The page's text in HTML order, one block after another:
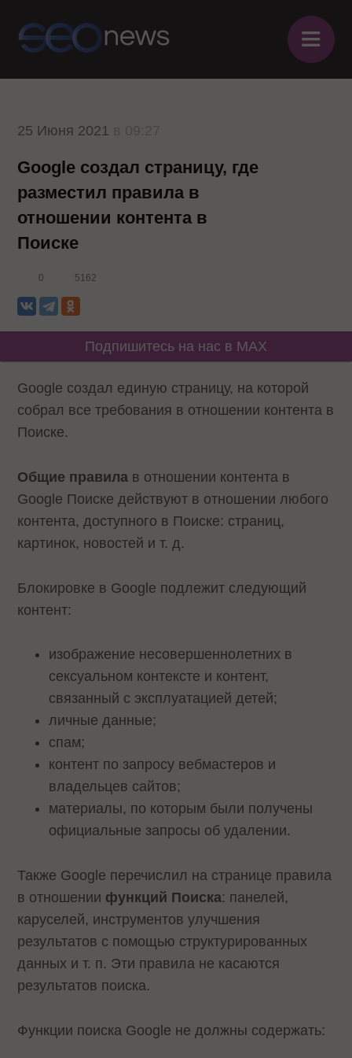
≡
25 Июня 2021
Google создал страницу, где
разместил правила в
отношении контента в
Поиске
0 5162
Подпишитесь на нас в MAX
Google создал единую страницу, на которой
собрал все требования в отношении контента в
Поиске.
Общие правила в отношении контента в
Google Поиске действуют в отношении любого
контента, доступного в Поиске: страниц,
картинок, новостей и т. д.
Блокировке в Google подлежит следующий
контент:
изображение несовершеннолетних в
сексуальном контексте и контент,
связанный с эксплуатацией детей;
личные данные;
спам;
контент по запросу вебмастеров и
владельцев сайтов;
материалы, по которым были получены
официальные запросы об удалении.
Также Google перечислил на странице правила
в отношении функций Поиска: панелей,
каруселей, инструментов улучшения
результатов с помощью структурированных
данных и т. п. Эти правила не касаются
результатов поиска.
Функции поиска Google не должны содержать: